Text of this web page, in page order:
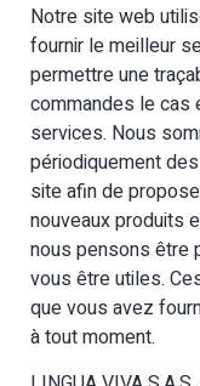
Notre site web
fournir le meilleur
permettre une
commandes le cas
services. Nous
périodiquement
site afin de
nouveaux produits
nous pensons être
vous être utiles.
que vous avez
à tout moment.